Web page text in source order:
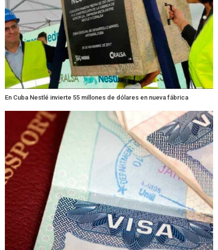
En Cuba Nestlé invierte 55 millones de dólares en nueva fábrica